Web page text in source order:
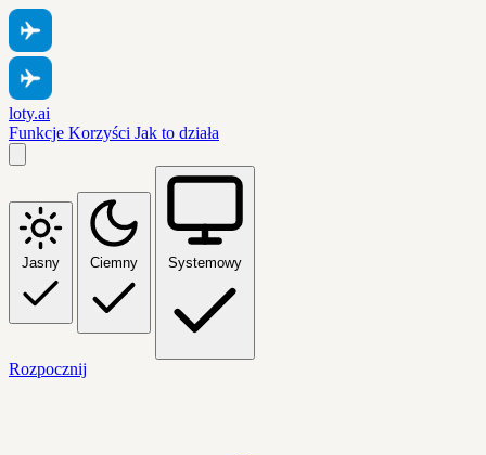
loty.ai
Funkcje Korzyści Jak to działa
Jasny Ciemny Systemowy
Rozpocznij